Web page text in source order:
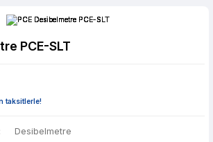
PCE-SLT
taksitlerle!
Desibelmetre